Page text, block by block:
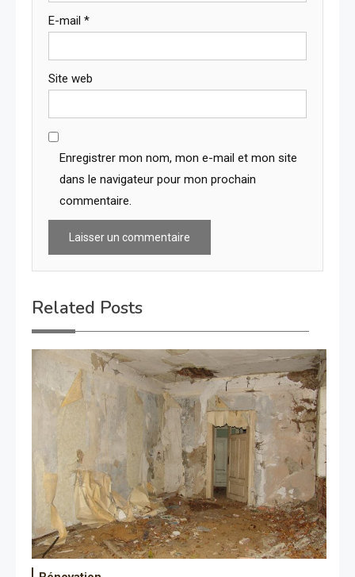
E-mail *
Site web
Enregistrer mon nom, mon e-mail et mon site
dans le navigateur pour mon prochain
commentaire.
Related Posts